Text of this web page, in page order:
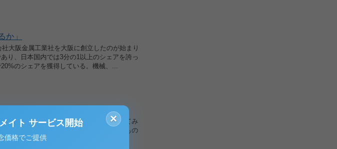
か」
大阪金属工業社を大阪に創立したのが始まり
り、日本国内では3分の1以上のシェアを誇っ
のシェアを獲得している。機械、...
と−
読んだわけだが、その内容を軽くまとめてみ
ら家族の影響でビジネスチャンスというもの
プル?を買ってもらったが、設計や...
×
イト サービス開始
価格でご提供